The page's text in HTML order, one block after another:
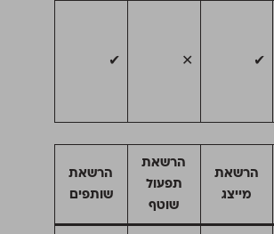
✔
✕
✔
הרשאת
מייצג
הרשאת
תפעול
שוטף
הרשאת
שותפים